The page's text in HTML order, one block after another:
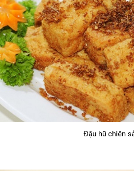
Đậu hũ chiên